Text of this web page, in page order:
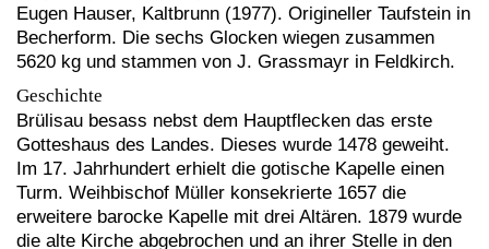
Eugen Hauser, Kaltbrunn (1977). Origineller Taufstein in
Becherform. Die sechs Glocken wiegen zusammen
5620 kg und stammen von J. Grassmayr in Feldkirch.
Geschichte
Brülisau besass nebst dem Hauptflecken das erste
Gotteshaus des Landes. Dieses wurde 1478 geweiht.
Im 17. Jahrhundert erhielt die gotische Kapelle einen
Turm. Weihbischof Müller konsekrierte 1657 die
erweitere barocke Kapelle mit drei Altären. 1879 wurde
die alte Kirche abgebrochen und an ihrer Stelle in den